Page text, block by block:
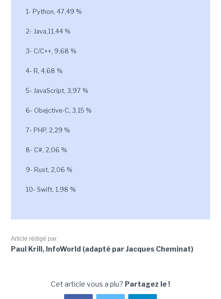
1- Python, 47,49 %
2- Java,11,44 %
3- C/C++, 9,68 %
4- R, 4,68 %
5- JavaScript, 3,97 %
6- Obejctive-C, 3,15 %
7- PHP, 2,29 %
8- C#, 2,06 %
9- Rust, 2,06 %
10- Swift, 1,98 %
Article rédigé par
Paul Krill, InfoWorld (adapté par Jacques Cheminat)
Cet article vous a plu? Partagez le !